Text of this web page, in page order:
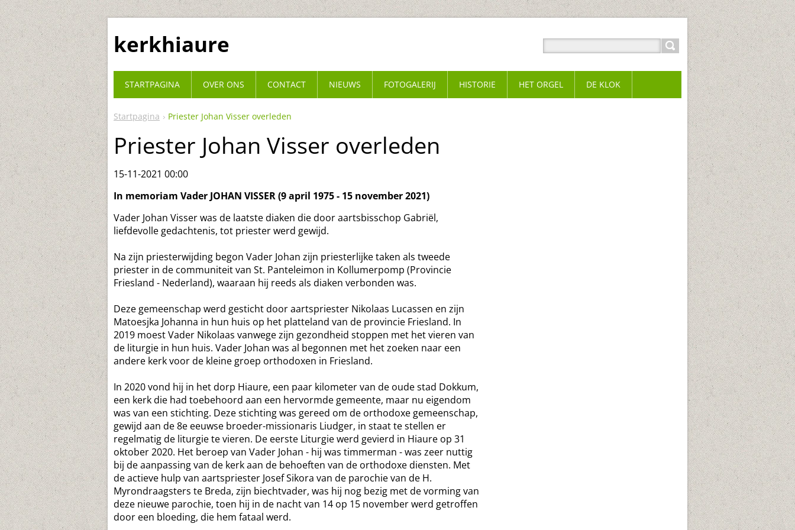
kerkhiaure
Startpagina Priester Johan Visser overleden
Priester Johan Visser overleden
15-11-2021 00:00
In memoriam Vader JOHAN VISSER (9 april 1975 - 15 november 2021)
Vader Johan Visser was de laatste diaken die door aartsbisschop Gabriël,
liefdevolle gedachtenis, tot priester werd gewijd.
Na zijn priesterwijding begon Vader Johan zijn priesterlijke taken als tweede
priester in de communiteit van St. Panteleimon in Kollumerpomp (Provincie
Friesland - Nederland), waaraan hij reeds als diaken verbonden was.
Deze gemeenschap werd gesticht door aartspriester Nikolaas Lucassen en zijn
Matoesjka Johanna in hun huis op het platteland van de provincie Friesland. In
2019 moest Vader Nikolaas vanwege zijn gezondheid stoppen met het vieren van
de liturgie in hun huis. Vader Johan was al begonnen met het zoeken naar een
andere kerk voor de kleine groep orthodoxen in Friesland.
In 2020 vond hij in het dorp Hiaure, een paar kilometer van de oude stad Dokkum,
een kerk die had toebehoord aan een hervormde gemeente, maar nu eigendom
was van een stichting. Deze stichting was gereed om de orthodoxe gemeenschap,
gewijd aan de 8e eeuwse broeder-missionaris Liudger, in staat te stellen er
regelmatig de liturgie te vieren. De eerste Liturgie werd gevierd in Hiaure op 31
oktober 2020. Het beroep van Vader Johan - hij was timmerman - was zeer nuttig
bij de aanpassing van de kerk aan de behoeften van de orthodoxe diensten. Met
de actieve hulp van aartspriester Josef Sikora van de parochie van de H.
Myrondraagsters te Breda, zijn biechtvader, was hij nog bezig met de vorming van
deze nieuwe parochie, toen hij in de nacht van 14 op 15 november werd getroffen
door een bloeding, die hem fataal werd.
STARTPAGINA OVER ONS CONTACT NIEUWS FOTOGALERIJ HISTORIE HET ORGEL DE KLOK